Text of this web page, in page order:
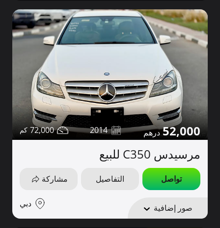
52,000
2014
72,000
مرسيدس C350 للبيع
تواصل التفاصيل مشاركة
صور إضافية دبي